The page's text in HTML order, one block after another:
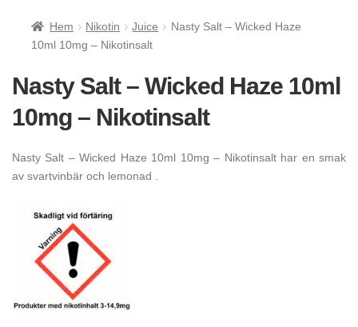
Hem Nikotin Juice
Nasty Salt – Wicked Haze
10ml 10mg – Nikotinsalt
Nasty Salt – Wicked Haze 10ml
10mg – Nikotinsalt
Nasty Salt – Wicked Haze 10ml 10mg – Nikotinsalt har en smak
av svartvinbär och lemonad .